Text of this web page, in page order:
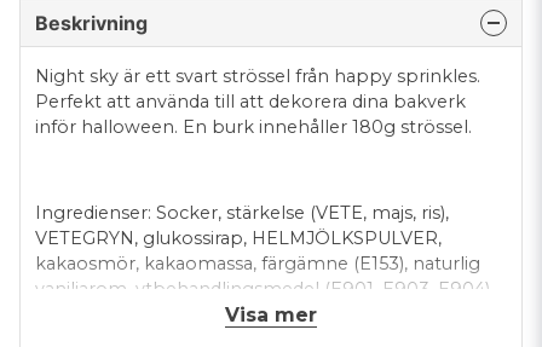
Beskrivning
Night sky är ett svart strössel från happy sprinkles.
Perfekt att använda till att dekorera dina bakverk
inför halloween. En burk innehåller 180g strössel.
Ingredienser: Socker, stärkelse (VETE, majs, ris),
VETEGRYN, glukossirap, HELMJÖLKSPULVER,
kakaosmör, kakaomassa, färgämne (E153), naturlig
vaniljarom, ytbehandlingsmedel (E901, E903, E904),
förtjockningsmedel (E414), emulgeringsmedel
Visa mer